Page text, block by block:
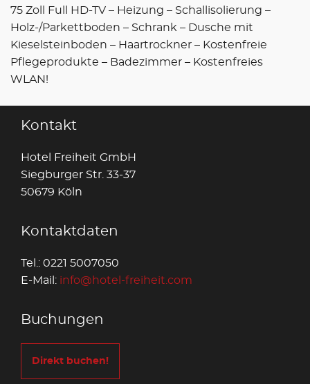
75 Zoll Full HD-TV – Heizung – Schallisolierung –
Holz-/Parkettboden – Schrank – Dusche mit
Kieselsteinboden – Haartrockner – Kostenfreie
Pflegeprodukte – Badezimmer – Kostenfreies
WLAN!
Kontakt
Hotel Freiheit GmbH
Siegburger Str. 33-37
50679 Köln
Kontaktdaten
Tel.: 0221 5007050
E-Mail: info@hotel-freiheit.com
Buchungen
Direkt buchen!